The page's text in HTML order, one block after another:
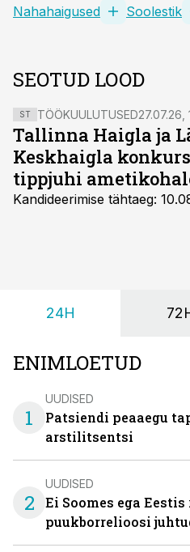
Nahahaigused Soolestik
SEOTUD LOOD
ST TÖÖKUULUTUSED27.07.26,
Tallinna Haigla ja
Keskhaigla
tippjuhi
Kandideerimise tähtaeg:
24H
ENIMLOETUD
1
UUDISED
Patsiendi peaaegu
arstilitsentsi
2
UUDISED
Ei Soomes ega
puukborrelioosi